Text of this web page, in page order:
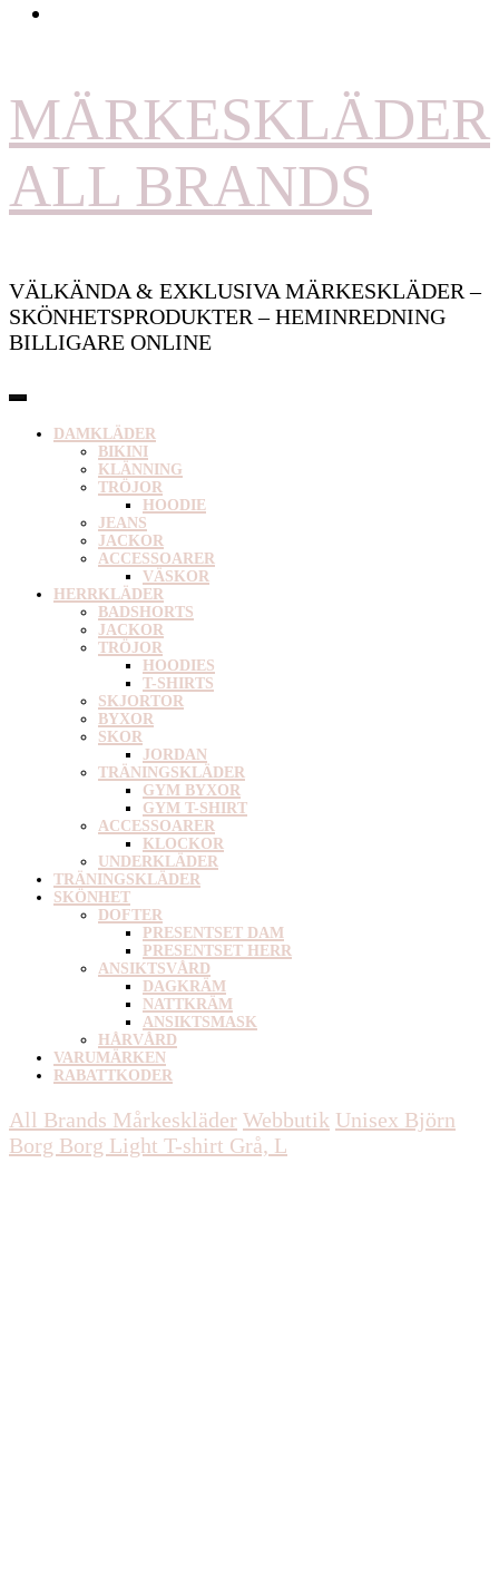
MÄRKESKLÄDER
ALL BRANDS
VÄLKÄNDA & EXKLUSIVA MÄRKESKLÄDER –
SKÖNHETSPRODUKTER – HEMINREDNING
BILLIGARE ONLINE
DAMKLÄDER
BIKINI
KLÄNNING
TRÖJOR
HOODIE
JEANS
JACKOR
ACCESSOARER
VÄSKOR
HERRKLÄDER
BADSHORTS
JACKOR
TRÖJOR
HOODIES
T-SHIRTS
SKJORTOR
BYXOR
SKOR
JORDAN
TRÄNINGSKLÄDER
GYM BYXOR
GYM T-SHIRT
ACCESSOARER
KLOCKOR
UNDERKLÄDER
TRÄNINGSKLÄDER
SKÖNHET
DOFTER
PRESENTSET DAM
PRESENTSET HERR
ANSIKTSVÅRD
DAGKRÄM
NATTKRÄM
ANSIKTSMASK
HÅRVÅRD
VARUMÄRKEN
RABATTKODER
All Brands Mårkeskläder Webbutik Unisex Björn
Borg Borg Light T-shirt Grå, L